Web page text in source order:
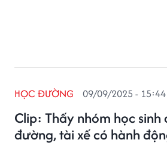
Clip: Thấy nhóm học
đường, tài xế có hành
HỌC ĐƯỜNG 09/09/2025 - 15:44